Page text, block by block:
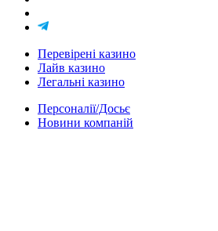
Перевірені казино
Лайв казино
Легальні казино
Персоналії/Досьє
Новини компаній